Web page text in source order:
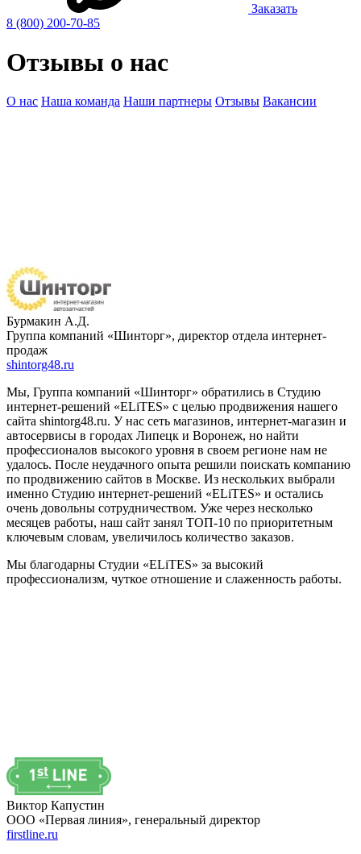
Заказать
8 (800) 200-70-85
Отзывы о нас
О нас Наша команда Наши партнеры Отзывы Вакансии
Бурмакин А.Д.
Группа компаний «Шинторг», директор отдела интернет-
продаж
shintorg48.ru
Мы, Группа компаний «Шинторг» обратились в Студию
интернет-решений «ELiTES» с целью продвижения нашего
сайта shintorg48.ru. У нас сеть магазинов, интернет-магазин и
автосервисы в городах Липецк и Воронеж, но найти
профессионалов высокого уровня в своем регионе нам не
удалось. После неудачного опыта решили поискать компанию
по продвижению сайтов в Москве. Из нескольких выбрали
именно Студию интернет-решений «ELiTES» и остались
очень довольны сотрудничеством. Уже через несколько
месяцев работы, наш сайт занял ТОП-10 по приоритетным
ключевым словам, увеличилось количество заказов.
Мы благодарны Студии «ELiTES» за высокий
профессионализм, чуткое отношение и слаженность работы.
Виктор Капустин
ООО «Первая линия», генеральный директор
firstline.ru